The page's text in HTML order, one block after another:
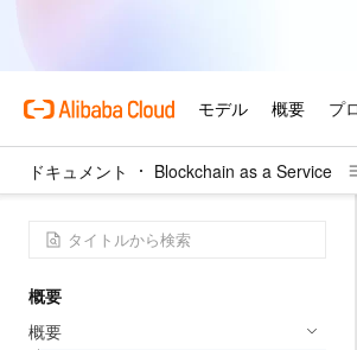
ドキュメント Blockchain as a Service
概要
概要